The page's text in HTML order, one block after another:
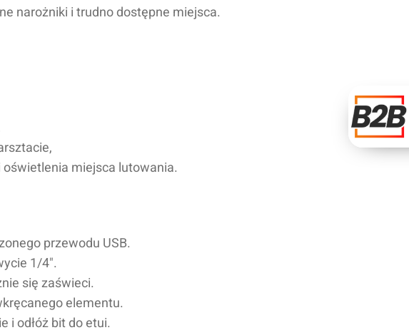
narożniki i trudno dostępne miejsca.
miejsca lutowania.
przewodu USB.
1/4".
się zaświeci.
elementu.
i odłóż bit do etui.